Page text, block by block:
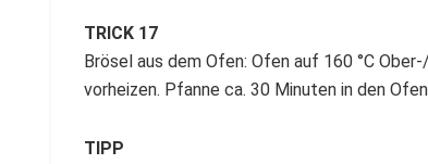
TRICK 17
Brösel aus dem Ofen: Ofen auf 160 °C
vorheizen. Pfanne ca. 30 Minuten in den
TIPP